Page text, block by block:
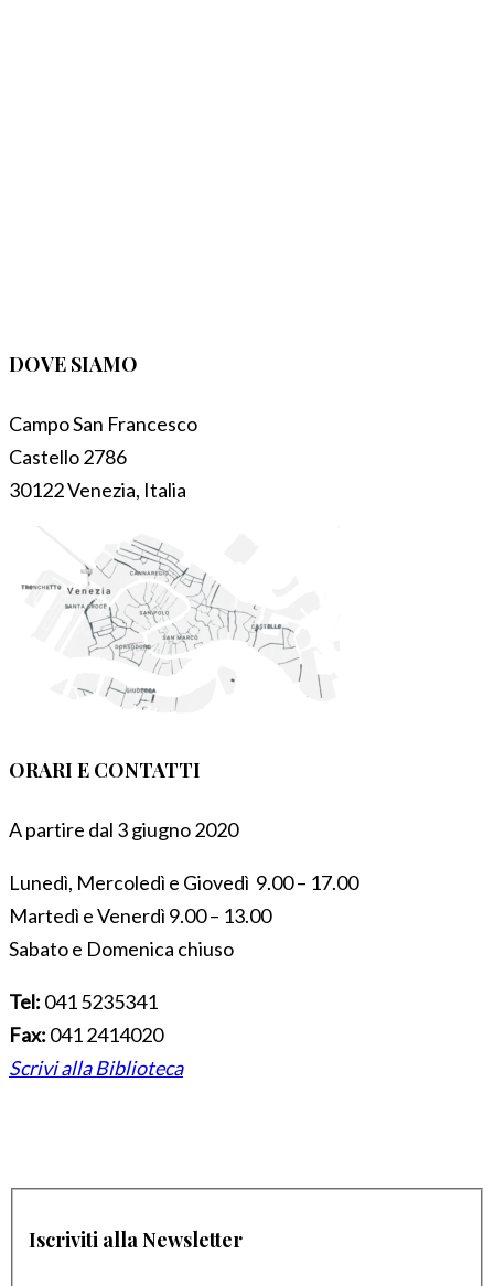
DOVE SIAMO
Campo San Francesco
Castello 2786
30122 Venezia, Italia
ORARI E CONTATTI
A partire dal 3 giugno 2020
Lunedì, Mercoledì e Giovedì 9.00 – 17.00
Martedì e Venerdì 9.00 – 13.00
Sabato e Domenica chiuso
Tel: 041 5235341
Fax: 041 2414020
Scrivi alla Biblioteca
Iscriviti alla Newsletter